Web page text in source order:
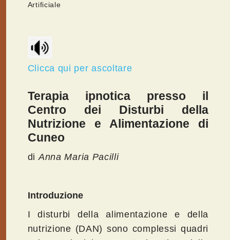
Artificiale
Clicca qui per ascoltare
Terapia ipnotica presso il
Centro dei Disturbi della
Nutrizione e Alimentazione di
Cuneo
di Anna Maria Pacilli
Introduzione
I disturbi della alimentazione e della
nutrizione (DAN) sono complessi quadri